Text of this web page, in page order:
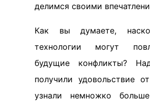
делимся своими
Как вы думаете,
технологии могут
будущие конфликты?
получили удовольствие
узнали немножко